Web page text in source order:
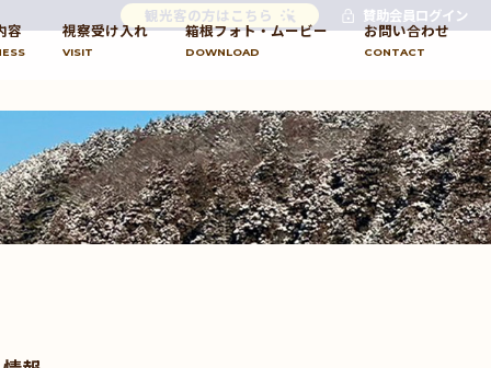
観光客の方はこちら 賛助会員ログイン
容 視察受け入れ
VISIT
箱根フォト・ムービー
DOWNLOAD
お問い合わせ
CONTACT